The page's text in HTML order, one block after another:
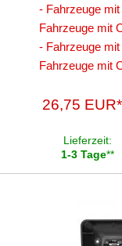
- Fahrzeuge
Fahrzeuge mit
- Fahrzeuge
Fahrzeuge mit
26,75 EUR*
Lieferzeit:
1-3 Tage**